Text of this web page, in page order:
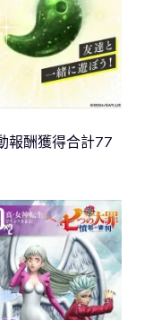
報酬獲得合計77